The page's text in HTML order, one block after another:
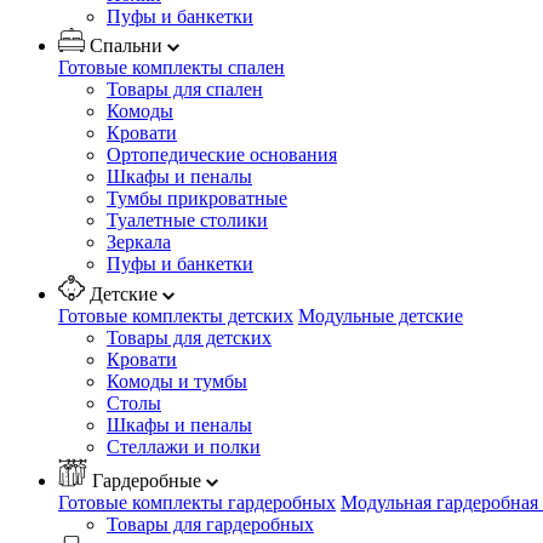
Пуфы и банкетки
Спальни
Готовые комплекты спален
Товары для спален
Комоды
Кровати
Ортопедические основания
Шкафы и пеналы
Тумбы прикроватные
Туалетные столики
Зеркала
Пуфы и банкетки
Детские
Готовые комплекты детских Модульные детские
Товары для детских
Кровати
Комоды и тумбы
Столы
Шкафы и пеналы
Стеллажи и полки
Гардеробные
Готовые комплекты гардеробных Модульная
Товары для гардеробных